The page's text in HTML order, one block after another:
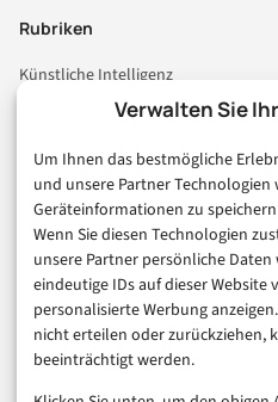
Verwalten Sie
Um Ihnen das bestmögliche
und unsere Partner Technologien
Geräteinformationen zu
Wenn Sie diesen Technologien
unsere Partner persönliche
eindeutige IDs auf dieser Website
personalisierte Werbung
nicht erteilen oder zurückziehen,
beeinträchtigt werden.
Rubriken
Künstliche Intelligenz
Technologie & IT
Consumer & Digital Life
Marketing
Finanzen & FinTech
Business & Karriere
Sicherheit & Recht
Digitalisierung
Marketing